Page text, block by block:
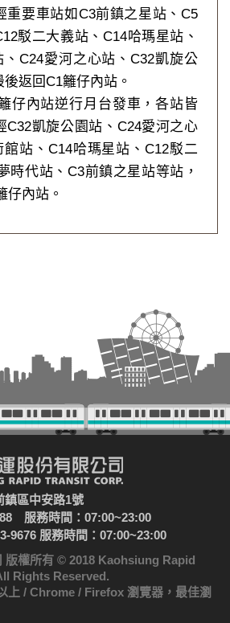
重要車站如C3前鎮之星站、C5
駁二大義站、C14哈瑪星站、
、C24愛河之心站、C32凱旋公
返回C1籬仔內站。
仔內站逆行月台發車，各站皆
C32凱旋公園站、C24愛河之心
館站、C14哈瑪星站、C12駁二
時代站、C3前鎮之星站等站，
仔內站。
鎮區中安路1號
服務時間：07:00~23:00
9676 服務時間：07:00~23:00
版權所有 © 2018 Kaohsiung Rapid
Rights Reserved.
上 / Chrome / Firefox 瀏覽器，最佳瀏